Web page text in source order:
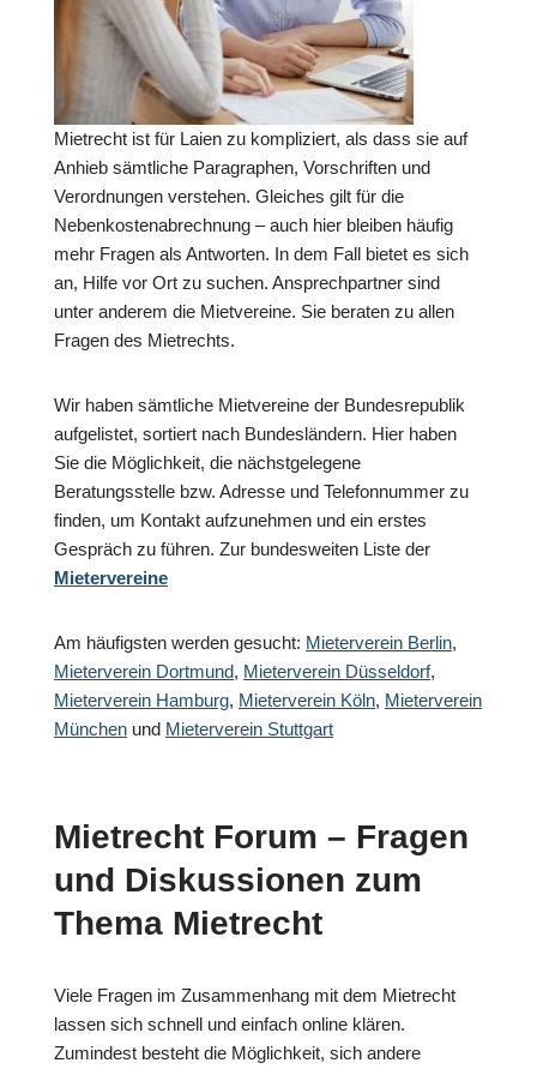
Mietrecht ist für Laien zu kompliziert, als dass sie auf
Anhieb sämtliche Paragraphen, Vorschriften und
Verordnungen verstehen. Gleiches gilt für die
Nebenkostenabrechnung – auch hier bleiben häufig
mehr Fragen als Antworten. In dem Fall bietet es sich
an, Hilfe vor Ort zu suchen. Ansprechpartner sind
unter anderem die Mietvereine. Sie beraten zu allen
Fragen des Mietrechts.
Wir haben sämtliche Mietvereine der Bundesrepublik
aufgelistet, sortiert nach Bundesländern. Hier haben
Sie die Möglichkeit, die nächstgelegene
Beratungsstelle bzw. Adresse und Telefonnummer zu
finden, um Kontakt aufzunehmen und ein erstes
Gespräch zu führen. Zur bundesweiten Liste der
Mietervereine
Am häufigsten werden gesucht: Mieterverein Berlin,
Mieterverein Dortmund, Mieterverein Düsseldorf,
Mieterverein Hamburg, Mieterverein Köln, Mieterverein
München und Mieterverein Stuttgart
Mietrecht Forum – Fragen
und Diskussionen zum
Thema Mietrecht
Viele Fragen im Zusammenhang mit dem Mietrecht
lassen sich schnell und einfach online klären.
Zumindest besteht die Möglichkeit, sich andere